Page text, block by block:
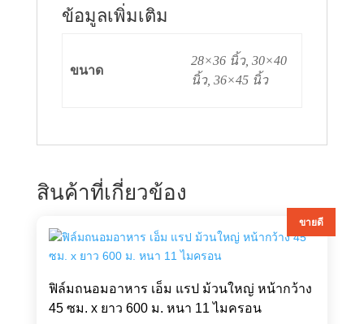
ข้อมูลเพิ่มเติม
ขนาด
28×36 นิ้ว, 30×40
นิ้ว, 36×45 นิ้ว
สินค้าที่เกี่ยวข้อง
ขายดี
ฟิล์มถนอมอาหาร เอ็ม แรป ม้วนใหญ่ หน้ากว้าง
45 ซม. x ยาว 600 ม. หนา 11 ไมครอน